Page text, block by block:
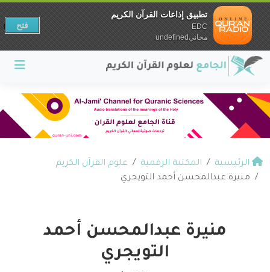
الرئيسية المكتبة الرقمية
علوم القرآن الكريم
منيرة عبدالمحسن أحمد التويجري
منيرة عبدالمحسن أحمد
التويجري
تطبيق إذاعات القرآن الكريم
EDC
مجانيundefined
فتح